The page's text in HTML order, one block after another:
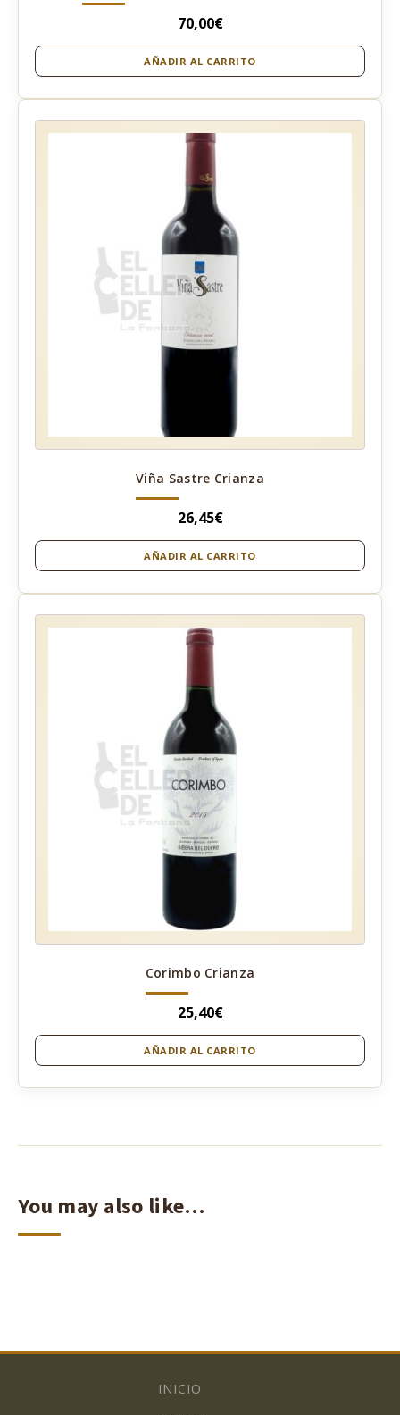
70,00€
AÑADIR AL CARRITO
Viña Sastre Crianza
26,45€
AÑADIR AL CARRITO
Corimbo Crianza
25,40€
AÑADIR AL CARRITO
You may also like…
INICIO